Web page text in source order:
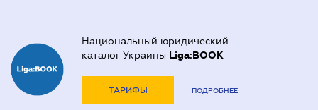
Национальный юридический
каталог Украины Liga:BOOK
ТАРИФЫ ПОДРОБНЕЕ